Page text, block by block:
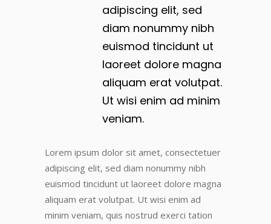
adipiscing elit, sed
diam nonummy nibh
euismod tincidunt ut
laoreet dolore magna
aliquam erat volutpat.
Ut wisi enim ad minim
veniam.
Lorem ipsum dolor sit amet, consectetuer
adipiscing elit, sed diam nonummy nibh
euismod tincidunt ut laoreet dolore magna
aliquam erat volutpat. Ut wisi enim ad
minim veniam, quis nostrud exerci tation